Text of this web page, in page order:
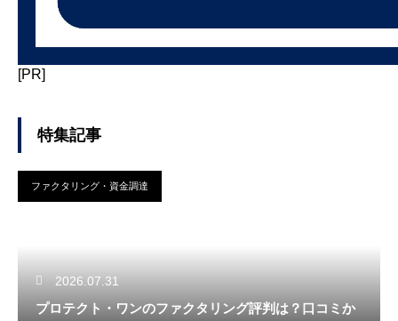
[PR]
特集記事
ファクタリング・資金調達
2026.07.31
プロテクト・ワンのファクタリング評判は？口コミか